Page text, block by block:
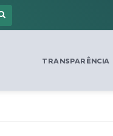
TRANSPARÊNCIA